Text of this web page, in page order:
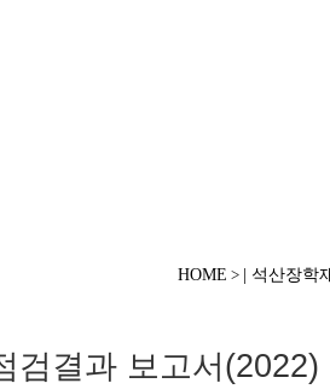
HOME > | 석산장학
검결과 보고서(2022)